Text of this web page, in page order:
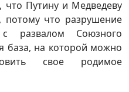
что Путину и Медведеву
потому что разрушение
развалом Союзного
база, на которой можно
свое родимое